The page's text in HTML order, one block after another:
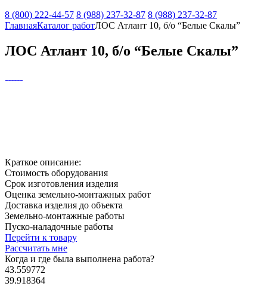
8 (800) 222-44-57 8 (988) 237-32-87 8 (988) 237-32-87
ГлавнаяКаталог работЛОС Атлант 10, б/о “Белые Скалы”
ЛОС Атлант 10, б/о “Белые Скалы”
Краткое описание:
Стоимость оборудования
Срок изготовления изделия
Оценка земельно-монтажных работ
Доставка изделия до объекта
Земельно-монтажные работы
Пуско-наладочные работы
Перейти к товару
Рассчитать мне
Когда и где была выполнена работа?
43.559772
39.918364